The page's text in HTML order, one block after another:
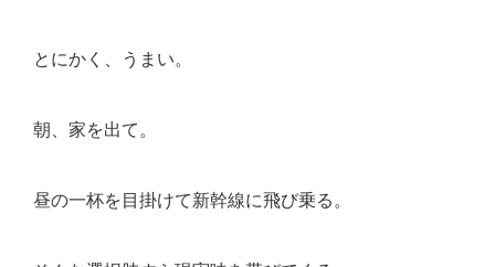
とにかく、うまい。
朝、家を出て。
昼の一杯を目掛けて新幹線に飛び乗る。